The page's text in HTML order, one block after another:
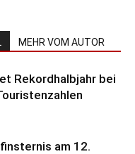
MEHR VOM AUTOR
Rekordhalbjahr bei
am 12.